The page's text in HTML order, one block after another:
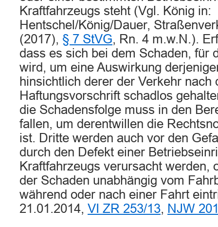
Kraftfahrzeugs steht (Vgl. König in:
Hentschel/König/Dauer,
(2017), § 7 StVG, Rn. 4 m.w.N.).
dass es sich bei dem Schaden, für
wird, um eine Auswirkung
hinsichtlich derer der Verkehr nach
Haftungsvorschrift schadlos
die Schadensfolge muss in den
fallen, um derentwillen die
ist. Dritte werden auch vor den
durch den Defekt einer
Kraftfahrzeugs verursacht werden,
der Schaden unabhängig vom
während oder nach einer Fahrt
21.01.2014, VI ZR 253/13, NJW